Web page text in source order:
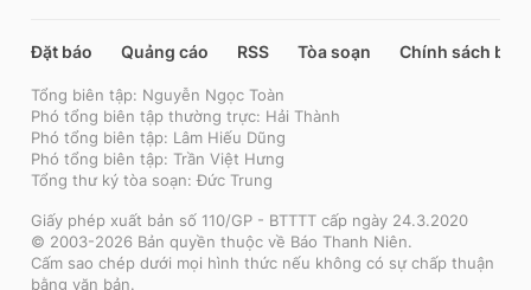
Đặt báo Quảng cáo RSS Tòa soạn Chính sách bảo
Tổng biên tập: Nguyễn Ngọc Toàn
Phó tổng biên tập thường trực: Hải Thành
Phó tổng biên tập: Lâm Hiếu Dũng
Phó tổng biên tập: Trần Việt Hưng
Tổng thư ký tòa soạn: Đức Trung
Giấy phép xuất bản số 110/GP - BTTTT cấp ngày 24.3.2020
© 2003-2026 Bản quyền thuộc về Báo Thanh Niên.
Cấm sao chép dưới mọi hình thức nếu không có sự chấp thuận
bằng văn bản.